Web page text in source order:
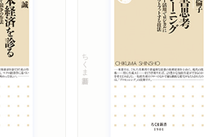
ちくま新書